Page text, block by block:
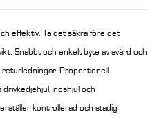
effektiv. Ta det säkra före det
Snabbt och enkelt byte av svärd och
returledningar. Proportionell
noshjul och
kontrollerad och stadig